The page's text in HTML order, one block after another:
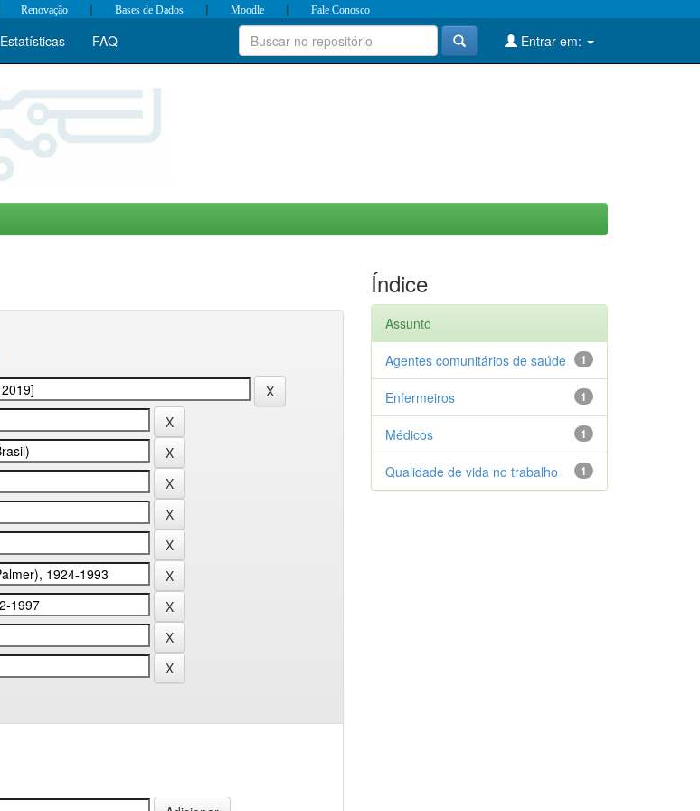
Renovação | Bases de Dados | Moodle | Fale Conosco
Estatísticas FAQ Entrar em:
Índice
Assunto
1
Agentes comunitários de saúde
1
Enfermeiros
1
Médicos
1
Qualidade de vida no trabalho